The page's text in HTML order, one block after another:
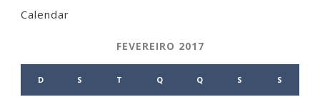
Calendar
FEVEREIRO 2017
D S T Q Q S S